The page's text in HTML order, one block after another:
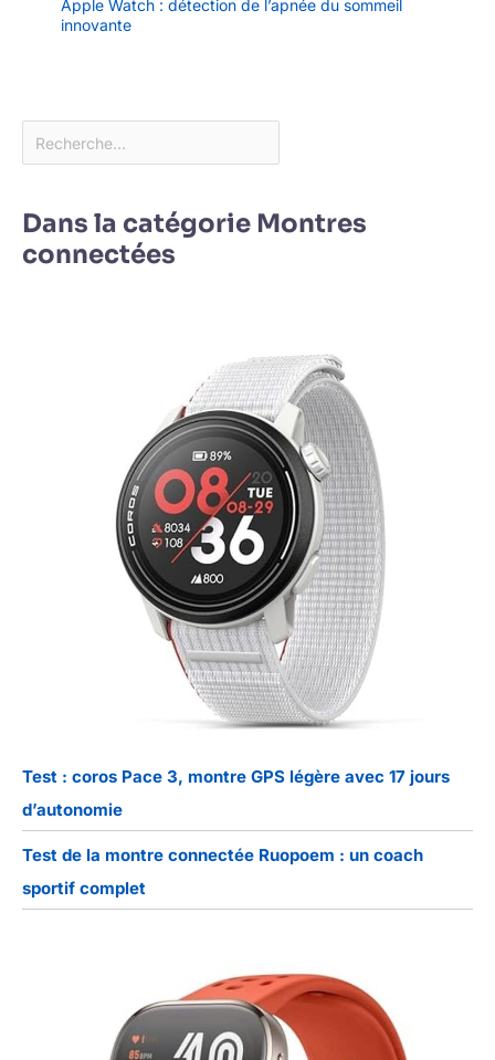
230 mm. Nous fournissons
toujours prêts à vous aider et à
Apple Watch : détection de l’apnée du sommeil
innovante
Dans la catégorie Montres
connectées
Test : coros Pace 3, montre GPS légère avec 17 jours
d’autonomie
Test de la montre connectée Ruopoem : un coach
sportif complet